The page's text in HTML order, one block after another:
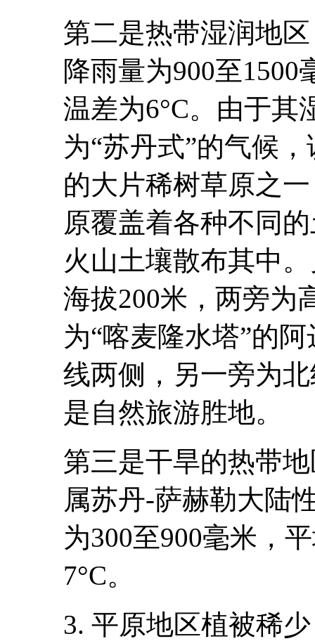
第二是热带湿润地
降雨量为900至1500
温差为6°C。由于其
为“苏丹式”的气候
的大片稀树草原之
原覆盖着各种不同
火山土壤散布其中
海拔200米，两旁为
为“喀麦隆水塔”的
线两侧，另一旁为
是自然旅游胜地。
第三是干旱的热带
属苏丹-萨赫勒大陆
为300至900毫米，
7°C。
3. 平原地区植被稀